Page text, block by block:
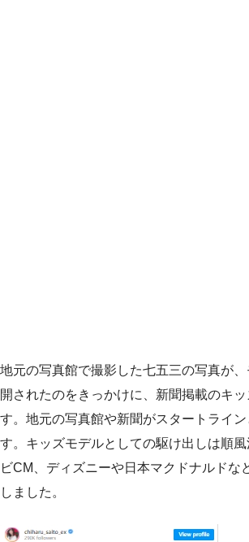
地元の写真館で撮影した七五三の写真が
開されたのをきっかけに、新聞掲載のキ
す。地元の写真館や新聞がスタートライ
す。キッズモデルとしての駆け出しは順
ビCM、ディズニーや日本マクドナルドな
しました。